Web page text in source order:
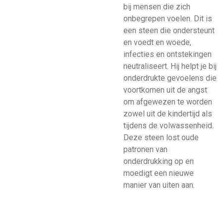
bij mensen die zich
onbegrepen voelen. Dit is
een steen die ondersteunt
en voedt en woede,
infecties en ontstekingen
neutraliseert. Hij helpt je bij
onderdrukte gevoelens die
voortkomen uit de angst
om afgewezen te worden
zowel uit de kindertijd als
tijdens de volwassenheid.
Deze steen lost oude
patronen van
onderdrukking op en
moedigt een nieuwe
manier van uiten aan.